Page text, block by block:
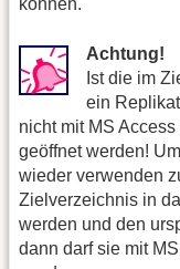
können.
Achtung!
Ist die im
ein
nicht mit MS
geöffnet werden!
wieder verwenden
Zielverzeichnis in
werden und den
dann darf sie mit